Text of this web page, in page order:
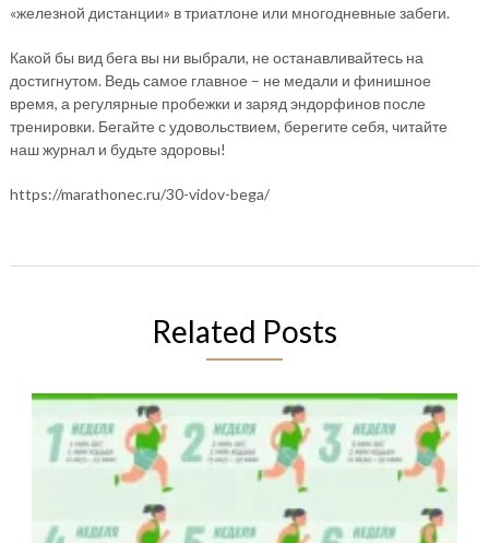
«железной дистанции» в триатлоне или многодневные забеги.
Какой бы вид бега вы ни выбрали, не останавливайтесь на
достигнутом. Ведь самое главное – не медали и финишное
время, а регулярные пробежки и заряд эндорфинов после
тренировки. Бегайте с удовольствием, берегите себя, читайте
наш журнал и будьте здоровы!
https://marathonec.ru/30-vidov-bega/
Related Posts